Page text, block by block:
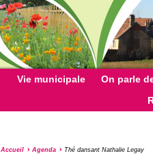
Vie municipale On parle
Accueil Agenda Thé dansant Nathalie Legay